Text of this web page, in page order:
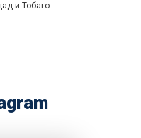
и Тобаго